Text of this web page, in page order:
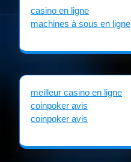
casino en ligne
machines à sous en ligne
meilleur casino en ligne
coinpoker avis
coinpoker avis